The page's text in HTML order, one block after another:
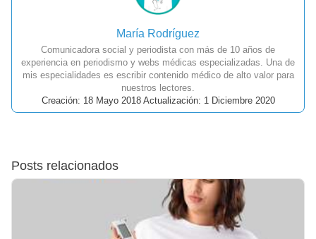
María Rodríguez
Comunicadora social y periodista con más de 10 años de
experiencia en periodismo y webs médicas especializadas. Una de
mis especialidades es escribir contenido médico de alto valor para
nuestros lectores.
Creación: 18 Mayo 2018 Actualización: 1 Diciembre 2020
Posts relacionados